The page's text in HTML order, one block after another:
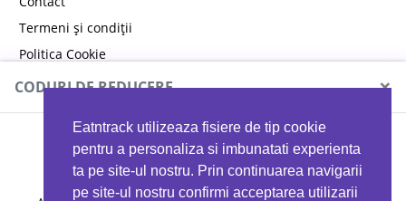
Eatntrack utilizeaza fisiere de tip cookie
pentru a personaliza si imbunatati experienta
ta pe site-ul nostru. Prin continuarea navigarii
pe site-ul nostru confirmi acceptarea utilizarii
Termeni și condiții
Politica Cookie
Politica de confidențialitate
CODURI DE REDUCERE ×
MYPROTEIN